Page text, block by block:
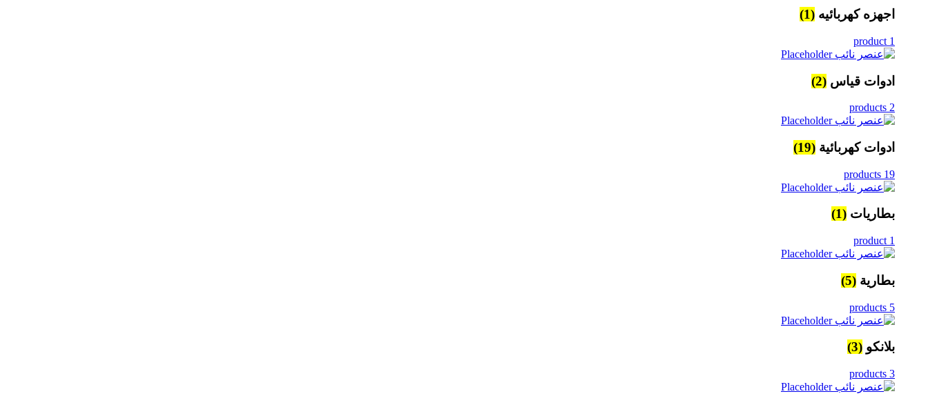
اجهزه كهربائيه (1)
1 product
ادوات قياس (2)
2 products
ادوات كهربائية (19)
19 products
بطاريات (1)
1 product
بطارية (5)
5 products
بلانكو (3)
3 products